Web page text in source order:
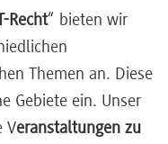
Recht“ bieten wir
Themen an. Diese
Gebiete ein. Unser
Veranstaltungen zu